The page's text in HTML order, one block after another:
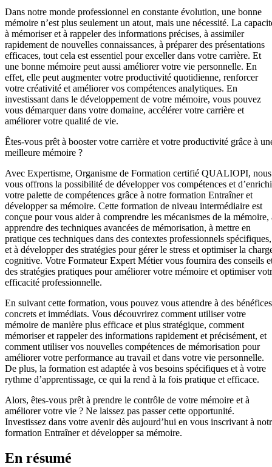
Dans notre monde professionnel en constante évolution, une bonne
mémoire n’est plus seulement un atout, mais une nécessité. La
à mémoriser et à rappeler des informations précises, à assimiler
rapidement de nouvelles connaissances, à préparer des présentations
efficaces, tout cela est essentiel pour exceller dans votre carrière. Et
une bonne mémoire peut aussi améliorer votre vie personnelle. En
effet, elle peut augmenter votre productivité quotidienne, renforcer
votre créativité et améliorer vos compétences analytiques. En
investissant dans le développement de votre mémoire, vous pouvez
vous démarquer dans votre domaine, accélérer votre carrière et
améliorer votre qualité de vie.
Êtes-vous prêt à booster votre carrière et votre productivité grâce à
meilleure mémoire ?
Avec Expertisme, Organisme de Formation certifié QUALIOPI, nous
vous offrons la possibilité de développer vos compétences et
votre palette de compétences grâce à notre formation Entraîner et
développer sa mémoire. Cette formation de niveau intermédiaire est
conçue pour vous aider à comprendre les mécanismes de la mémoire,
apprendre des techniques avancées de mémorisation, à mettre en
pratique ces techniques dans des contextes professionnels spécifiques,
et à développer des stratégies pour gérer le stress et optimiser la
cognitive. Votre Formateur Expert Métier vous fournira des conseils
des stratégies pratiques pour améliorer votre mémoire et optimiser
efficacité professionnelle.
En suivant cette formation, vous pouvez vous attendre à des bénéfices
concrets et immédiats. Vous découvrirez comment utiliser votre
mémoire de manière plus efficace et plus stratégique, comment
mémoriser et rappeler des informations rapidement et précisément, et
comment utiliser vos nouvelles compétences de mémorisation pour
améliorer votre performance au travail et dans votre vie personnelle.
De plus, la formation est adaptée à vos besoins spécifiques et à votre
rythme d’apprentissage, ce qui la rend à la fois pratique et efficace.
Alors, êtes-vous prêt à prendre le contrôle de votre mémoire et à
améliorer votre vie ? Ne laissez pas passer cette opportunité.
Investissez dans votre avenir dès aujourd’hui en vous inscrivant à
formation Entraîner et développer sa mémoire.
En résumé